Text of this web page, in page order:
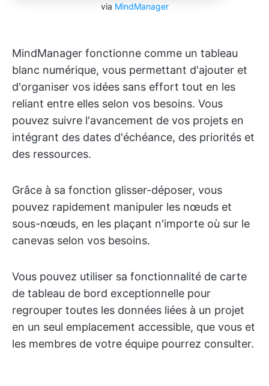
via MindManager
MindManager fonctionne comme un tableau
blanc numérique, vous permettant d'ajouter et
d'organiser vos idées sans effort tout en les
reliant entre elles selon vos besoins. Vous
pouvez suivre l'avancement de vos projets en
intégrant des dates d'échéance, des priorités et
des ressources.
Grâce à sa fonction glisser-déposer, vous
pouvez rapidement manipuler les nœuds et
sous-nœuds, en les plaçant n'importe où sur le
canevas selon vos besoins.
Vous pouvez utiliser sa fonctionnalité de carte
de tableau de bord exceptionnelle pour
regrouper toutes les données liées à un projet
en un seul emplacement accessible, que vous et
les membres de votre équipe pourrez consulter.